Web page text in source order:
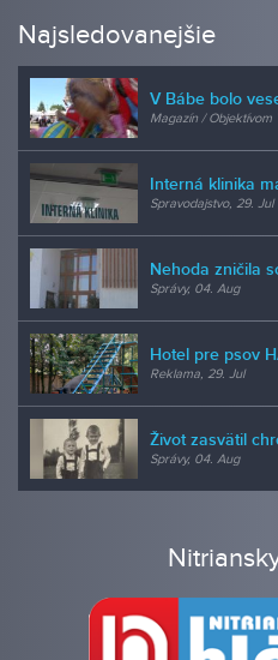
Najsledovanejšie
V Bábe bolo
Magazín / Objektívom
Interná klinika
Spravodajstvo, 29. Jul
Nehoda zničila
Správy, 04. Aug
Hotel pre psov
Reklama, 29. Jul
Život zasvätil
Správy, 04. Aug